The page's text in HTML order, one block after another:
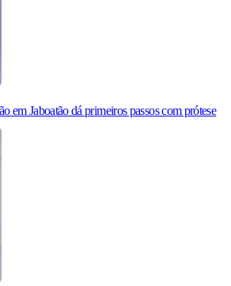
em Jaboatão dá primeiros passos com prótese